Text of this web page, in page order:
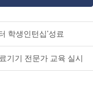
학생인턴십'성료
기기 전문가 교육 실시